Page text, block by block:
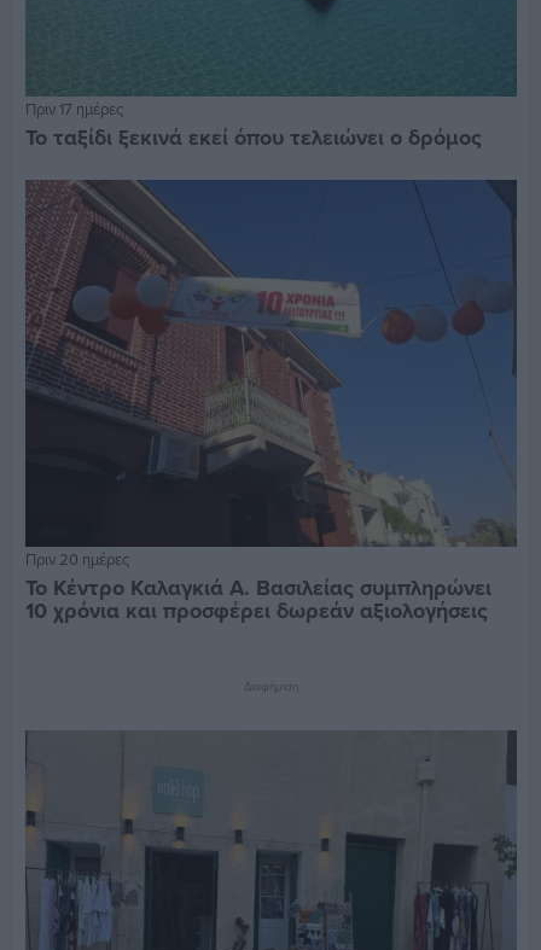
Πριν 17 ημέρες
Το ταξίδι ξεκινά εκεί όπου τελειώνει ο δρόμος
Πριν 20 ημέρες
Το Κέντρο Καλαγκιά Α. Βασιλείας συμπληρώνει
10 χρόνια και προσφέρει δωρεάν αξιολογήσεις
Διαφήμιση